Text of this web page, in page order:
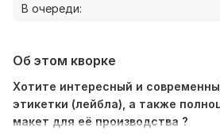
В очереди:
Об этом кворке
Хотите интересный и
этикетки (лейбла), а также
макет для её производства ?